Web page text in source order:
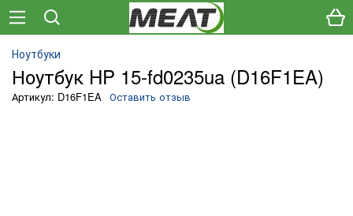
Ноутбуки
Ноутбук HP 15-fd0235ua (D16F1EA)
Артикул: D16F1EA Оставить отзыв